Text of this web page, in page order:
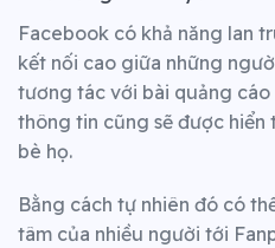
Facebook có khả năng lan
kết nối cao giữa những
tương tác với bài quảng
thông tin cũng sẽ được hiển
bè họ.
Bằng cách tự nhiên đó có
tâm của nhiều người tới